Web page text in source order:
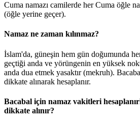
Cuma namazı camilerde her Cuma öğle
(öğle yerine geçer).
Namaz ne zaman kılınmaz?
İslam'da, güneşin hem gün doğumunda
geçtiği anda ve yörüngenin en yüksek
anda dua etmek yasaktır (mekruh).
dikkate alınarak hesaplanır.
Bacabal için namaz vakitleri
dikkate alınır?